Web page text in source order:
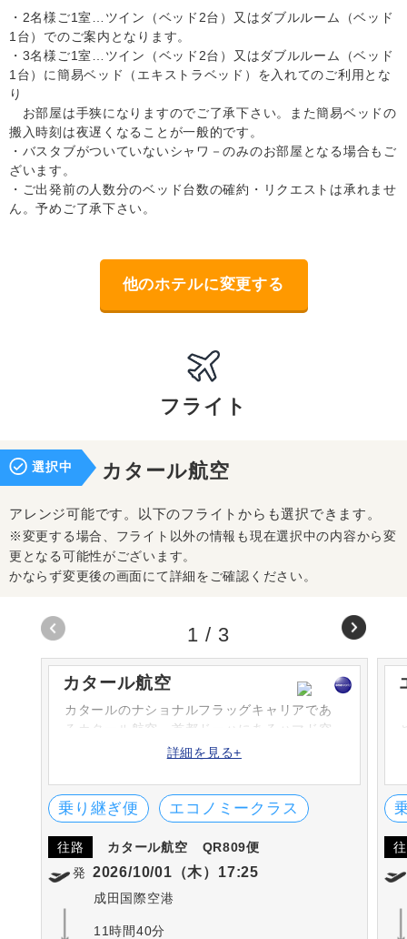
・2名様ご1室…ツイン（ベッド2台）又はダブルルーム（ベッド
1台）でのご案内となります。
・3名様ご1室…ツイン（ベッド2台）又はダブルルーム（ベッド
1台）に簡易ベッド（エキストラベッド）を入れてのご利用とな
り
お部屋は手狭になりますのでご了承下さい。また簡易ベッドの
搬入時刻は夜遅くなることが一般的です。
・バスタブがついていないシャワ－のみのお部屋となる場合もご
ざいます。
・ご出発前の人数分のベッド台数の確約・リクエストは承れませ
ん。予めご了承下さい。
他のホテルに変更する
フライト
選択中 カタール航空
アレンジ可能です。以下のフライトからも選択できます。
※変更する場合、フライト以外の情報も現在選択中の内容から変
更となる可能性がございます。
かならず変更後の画面にて詳細をご確認ください。
カタール航空
カタールのナショナルフラッグキャリアであ
るカタール航空。首都ドーハにあるハマド空
港を本拠地とし、コードシェアも含め150以上
評価は国際的にも高く、数々の賞を受賞して
いる。
詳細を見る+
乗り継ぎ便 エコノミークラス
往路 カタール航空
QR809便
発 2026/10/01（木）17:25
成田国際空港
11時間40分
1 / 3